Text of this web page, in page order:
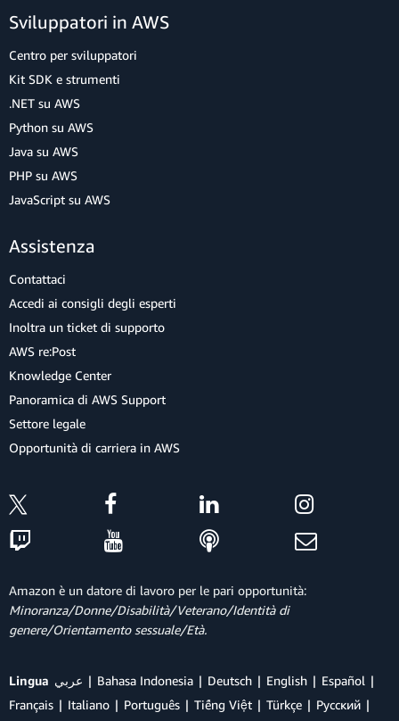
Sviluppatori in AWS
Centro per sviluppatori
Kit SDK e strumenti
.NET su AWS
Python su AWS
Java su AWS
PHP su AWS
JavaScript su AWS
Assistenza
Contattaci
Accedi ai consigli degli esperti
Inoltra un ticket di supporto
AWS re:Post
Knowledge Center
Panoramica di AWS Support
Settore legale
Opportunità di carriera in AWS
Amazon è un datore di lavoro per le pari opportunità:
Minoranza/Donne/Disabilità/Veterano/Identità di
genere/Orientamento sessuale/Età.
Lingua عربي Bahasa Indonesia Deutsch English
Español
Français
Italiano Português Tiếng Việt Türkçe
Ρусский